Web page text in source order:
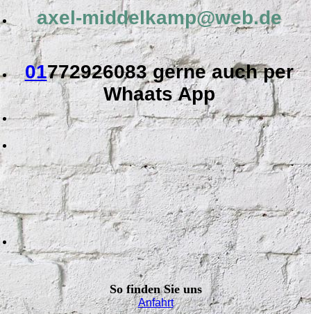
axel-middelkamp@web.de
01772926083 gerne auch per
Whaats App
So finden Sie uns
Anfahrt